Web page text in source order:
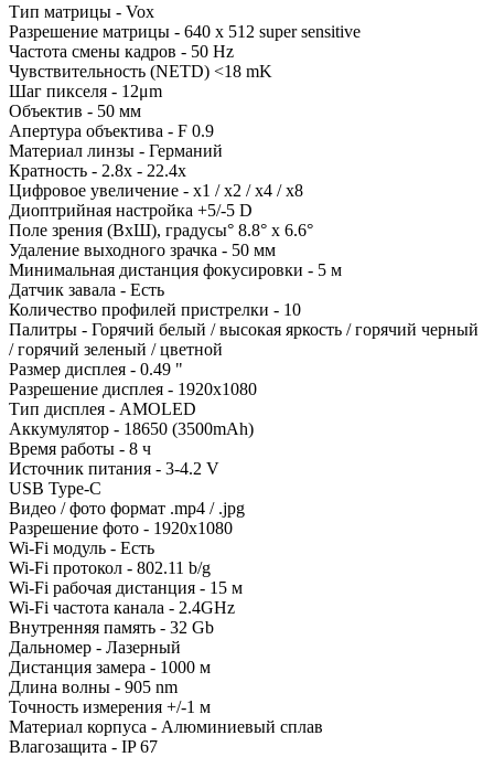
Тип матрицы - Vox
Разрешение матрицы - 640 x 512 super sensitive
Частота смены кадров - 50 Hz
Чувствительность (NETD) <18 mK
Шаг пикселя - 12μm
Объектив - 50 мм
Апертура объектива - F 0.9
Материал линзы - Германий
Кратность - 2.8x - 22.4x
Цифровое увеличение - x1 / x2 / x4 / x8
Диоптрийная настройка +5/-5 D
Поле зрения (ВхШ), градусы° 8.8° x 6.6°
Удаление выходного зрачка - 50 мм
Минимальная дистанция фокусировки - 5 м
Датчик завала - Есть
Количество профилей пристрелки - 10
Палитры - Горячий белый / высокая яркость / горячий черный
/ горячий зеленый / цветной
Размер дисплея - 0.49 "
Разрешение дисплея - 1920x1080
Тип дисплея - AMOLED
Аккумулятор - 18650 (3500mAh)
Время работы - 8 ч
Источник питания - 3-4.2 V
USB Type-C
Видео / фото формат .mp4 / .jpg
Разрешение фото - 1920x1080
Wi-Fi модуль - Есть
Wi-Fi протокол - 802.11 b/g
Wi-Fi рабочая дистанция - 15 м
Wi-Fi частота канала - 2.4GHz
Внутренняя память - 32 Gb
Дальномер - Лазерный
Дистанция замера - 1000 м
Длина волны - 905 nm
Точность измерения +/-1 м
Материал корпуса - Алюминиевый сплав
Влагозащита - IP 67